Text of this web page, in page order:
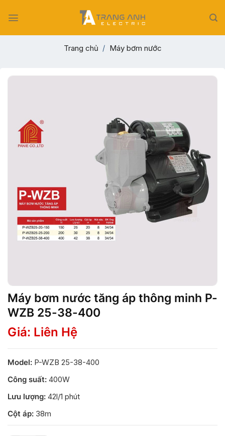
Trang chủ / Máy bơm nước
Máy bơm nước tăng áp thông minh P-
WZB 25-38-400
Giá: Liên Hệ
Model: P-WZB 25-38-400
Công suất: 400W
Lưu lượng: 42l/1 phút
Cột áp: 38m